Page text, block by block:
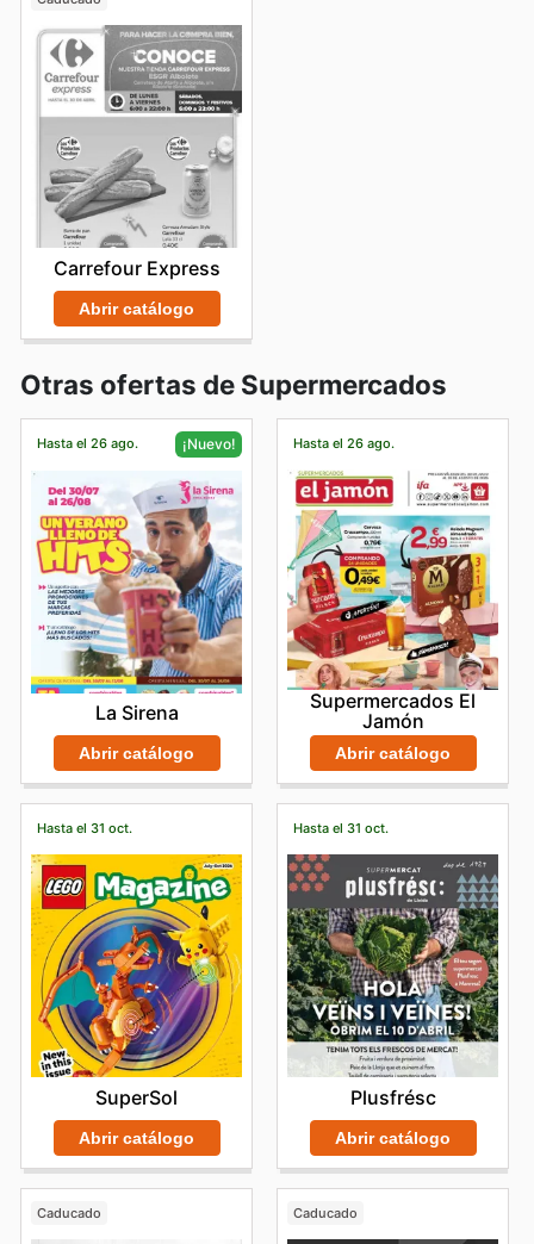
Carrefour Express
Abrir catálogo
Otras ofertas de Supermercados
Hasta el 26 ago. ¡Nuevo!
La Sirena
Abrir catálogo
Hasta el 26 ago.
Supermercados El
Jamón
Abrir catálogo
Hasta el 31 oct.
SuperSol
Abrir catálogo
Hasta el 31 oct.
Plusfrésc
Abrir catálogo
Caducado Caducado